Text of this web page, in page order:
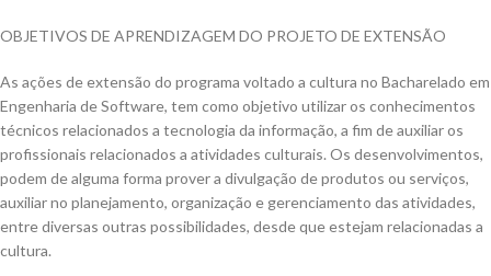
OBJETIVOS DE APRENDIZAGEM DO PROJETO DE EXTENSÃO
As ações de extensão do programa voltado a cultura no Bacharelado em
Engenharia de Software, tem como objetivo utilizar os conhecimentos
técnicos relacionados a tecnologia da informação, a fim de auxiliar os
profissionais relacionados a atividades culturais. Os desenvolvimentos,
podem de alguma forma prover a divulgação de produtos ou serviços,
auxiliar no planejamento, organização e gerenciamento das atividades,
entre diversas outras possibilidades, desde que estejam relacionadas a
cultura.